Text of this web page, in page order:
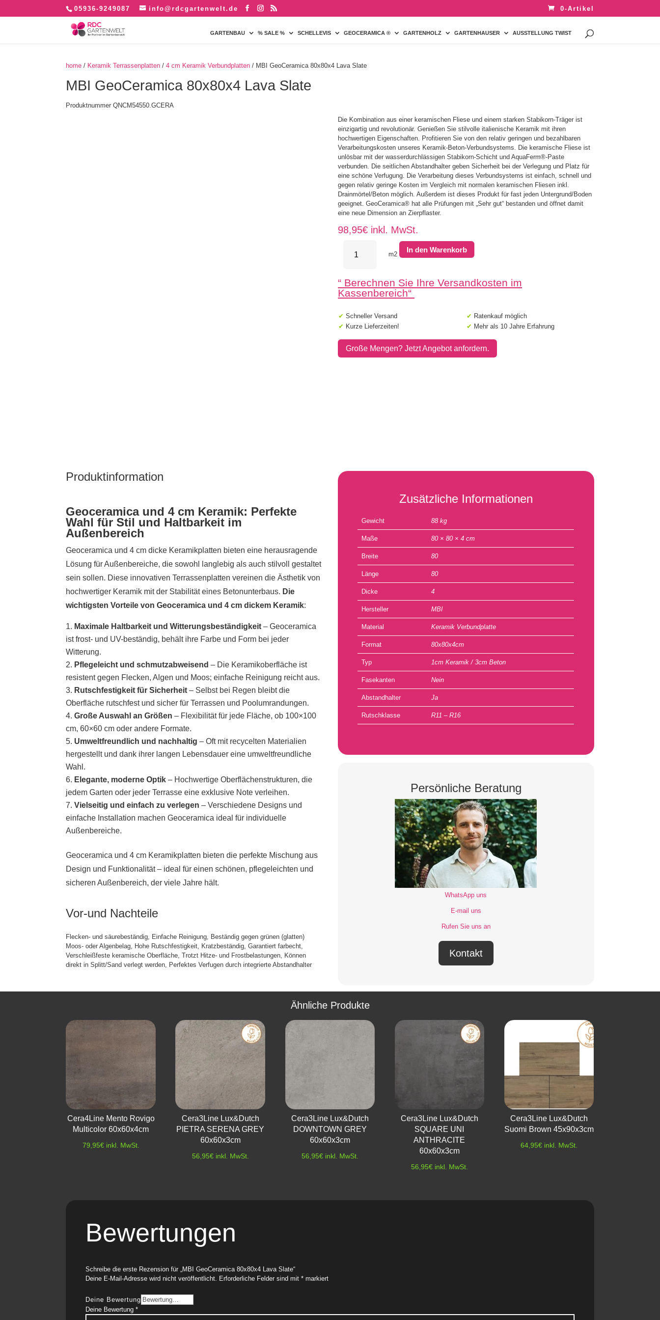
05936-9249087 info@rdcgartenwelt.de 0-Artikel
GARTENBAU % SALE % SCHELLEVIS GEOCERAMICA ® GARTENHOLZ GARTENHAUSER AUSSTELLUNG TWIST
home / Keramik Terrassenplatten /4 cm Keramik Verbundplatten / MBI GeoCeramica 80x80x4 Lava Slate
MBI GeoCeramica 80x80x4 Lava Slate
Produktnummer QNCM54550.GCERA
Die Kombination aus einer keramischen Fliese und einem starken Stabikorn-Träger ist
einzigartig und revolutionär. Genießen Sie stilvolle italienische Keramik mit ihren
hochwertigen Eigenschaften. Profitieren Sie von den relativ geringen und bezahlbaren
Verarbeitungskosten unseres Keramik-Beton-Verbundsystems. Die keramische Fliese ist
unlösbar mit der wasserdurchlässigen Stabikorn-Schicht und AquaFerm®-Paste
verbunden. Die seitlichen Abstandhalter geben Sicherheit bei der Verlegung und Platz für
eine schöne Verfugung. Die Verarbeitung dieses Verbundsystems ist einfach, schnell und
gegen relativ geringe Kosten im Vergleich mit normalen keramischen Fliesen inkl.
Drainmörtel/Beton möglich. Außerdem ist dieses Produkt für fast jeden Untergrund/Boden
geeignet. GeoCeramica® hat alle Prüfungen mit „Sehr gut“ bestanden und öffnet damit
eine neue Dimension an Zierpflaster.
98,95€ inkl. MwSt.
GeoCeramica
Slate
Menge
m2
In den Warenkorb
“ Berechnen Sie Ihre Versandkosten im
Kassenbereich“
✔Schneller Versand ✔ Ratenkauf möglich
✔ Kurze Lieferzeiten! ✔ Mehr als 10 Jahre Erfahrung
Große Mengen? Jetzt Angebot anfordern.
Produktinformation
Geoceramica und 4 cm Keramik: Perfekte
Wahl für Stil und Haltbarkeit im
Außenbereich
Geoceramica und 4 cm dicke Keramikplatten bieten eine herausragende
Lösung für Außenbereiche, die sowohl langlebig als auch stilvoll gestaltet
sein sollen. Diese innovativen Terrassenplatten vereinen die Ästhetik von
hochwertiger Keramik mit der Stabilität eines Betonunterbaus. Die
wichtigsten Vorteile von Geoceramica und 4 cm dickem Keramik:
Maximale Haltbarkeit und Witterungsbeständigkeit – Geoceramica
ist frost- und UV-beständig, behält ihre Farbe und Form bei jeder
Witterung.
Pflegeleicht und schmutzabweisend – Die Keramikoberfläche ist
resistent gegen Flecken, Algen und Moos; einfache Reinigung reicht aus.
Rutschfestigkeit für Sicherheit – Selbst bei Regen bleibt die
Oberfläche rutschfest und sicher für Terrassen und Poolumrandungen.
Große Auswahl an Größen – Flexibilität für jede Fläche, ob 100×100
cm, 60×60 cm oder andere Formate.
Umweltfreundlich und nachhaltig – Oft mit recycelten Materialien
hergestellt und dank ihrer langen Lebensdauer eine umweltfreundliche
Wahl.
Elegante, moderne Optik – Hochwertige Oberflächenstrukturen, die
jedem Garten oder jeder Terrasse eine exklusive Note verleihen.
Vielseitig und einfach zu verlegen – Verschiedene Designs und
einfache Installation machen Geoceramica ideal für individuelle
Außenbereiche.
Geoceramica und 4 cm Keramikplatten bieten die perfekte Mischung aus
Design und Funktionalität – ideal für einen schönen, pflegeleichten und
sicheren Außenbereich, der viele Jahre hält.
Vor-und Nachteile
Flecken- und säurebeständig, Einfache Reinigung, Beständig gegen grünen (glatten)
Moos- oder Algenbelag, Hohe Rutschfestigkeit, Kratzbeständig, Garantiert farbecht,
Verschleißfeste keramische Oberfläche, Trotzt Hitze- und Frostbelastungen, Können
direkt in Splitt/Sand verlegt werden, Perfektes Verfugen durch integrierte Abstandhalter
Zusätzliche Informationen
Gewicht 88 kg
Maße 80 × 80 × 4 cm
Breite 80
Länge 80
Dicke 4
Hersteller MBI
Material Keramik Verbundplatte
Format 80x80x4cm
Typ 1cm Keramik / 3cm Beton
Fasekanten Nein
Abstandhalter Ja
Rutschklasse R11 – R16
Persönliche Beratung
WhatsApp uns
E-mail uns
Rufen Sie uns an
Kontakt
Ähnliche Produkte
Cera4Line Mento Rovigo
Multicolor 60x60x4cm
79,95€ inkl. MwSt.
Cera3Line Lux&Dutch
PIETRA SERENA GREY
60x60x3cm
56,95€ inkl. MwSt.
Cera3Line Lux&Dutch
DOWNTOWN GREY
60x60x3cm
56,95€ inkl. MwSt.
Cera3Line Lux&Dutch
SQUARE UNI
ANTHRACITE
60x60x3cm
56,95€ inkl. MwSt.
Cera3Line Lux&Dutch
Suomi Brown 45x90x3cm
64,95€ inkl. MwSt.
Bewertungen
Schreibe die erste Rezension für „MBI GeoCeramica 80x80x4 Lava Slate“
Deine E-Mail-Adresse wird nicht veröffentlicht.
Erforderliche Felder sind mit* markiert
Deine Bewertung
Deine Bewertung*